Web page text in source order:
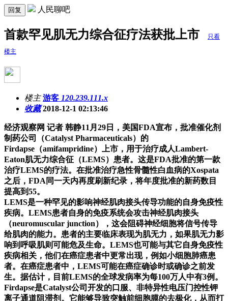
回复 人民聊吧
首款罕见肌无力综合征疗法获批上市 只看
楼主
楼主 游客 120.239.111.x
收藏2018-12-1 02:13:46
经济观察网 记者 韩静11月29日，美国FDA宣布，批准催化剂
制药公司（Catalyst Pharmaceuticals）的
Firdapse（amifampridine）上市，用于治疗成人Lambert-
Eaton肌无力综合征（LEMS）患者。这是FDA批准的第一款
治疗LEMS的疗法。在批准治疗急性骨髓性白血病的Xospata
之后，FDA同一天内再度刷新纪录，将年度批准的新药数目
提高到55。
LEMS是一种罕见的影响神经肌肉接头传导功能的自身免疫性
疾病。LEMS患者自身的免疫系统会攻击神经肌肉接头
（neuromuscular junction），这会阻碍神经细胞将信号传导
给肌肉的能力。患者的主要临床表现为肌无力，如果肌无力影
响到呼吸肌则可能危及生命。LEMS也可能与其它自身免疫性
疾病相关，他们在癌症患者中更常出现，例如小细胞肺癌患
者。在癌症患者中，LEMS可能在癌症确诊时或确诊之前发
生。据估计，目前LEMS的全球发病率为每100万人中有3例。
Firdapse是Catalyst公司开发的口服、非特异性电压门控性钾
离子通道阻滞剂。它能够导致突触前细胞膜的去极化，从而打